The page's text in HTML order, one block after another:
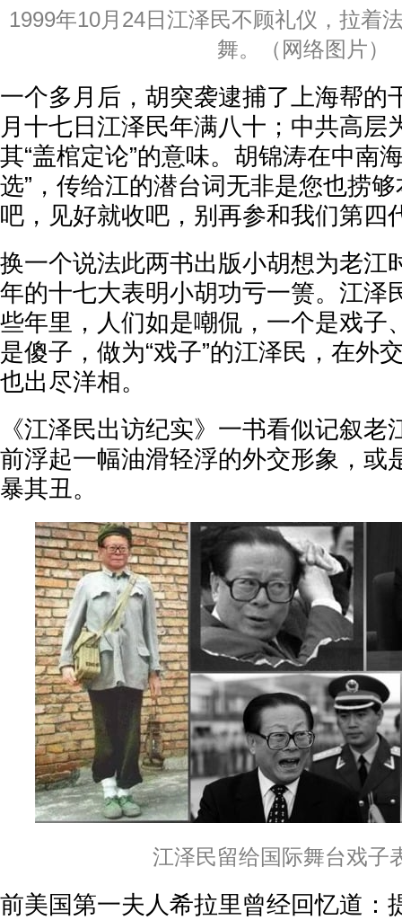
1999年10月24日江泽民不顾礼仪，拉着
舞。（网络图片）
一个多月后，胡突袭逮捕了上海帮的
月十七日江泽民年满八十；中共高层
其“盖棺定论”的意味。胡锦涛在中南
选”，传给江的潜台词无非是您也捞
吧，见好就收吧，别再参和我们第四
换一个说法此两书出版小胡想为老江
年的十七大表明小胡功亏一箦。江泽
些年里，人们如是嘲侃，一个是戏子
是傻子，做为“戏子”的江泽民，在外
也出尽洋相。
《江泽民出访纪实》一书看似记叙
前浮起一幅油滑轻浮的外交形象，或
暴其丑。
江泽民留给国际舞台戏子
前美国第一夫人希拉里曾经回忆道：